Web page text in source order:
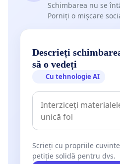
Schimbarea nu se
Porniți o mișcare
Descrieți
să o vedeți
Cu tehnologie AI
Scrieți cu propriile
petiție solidă pentru dvs.